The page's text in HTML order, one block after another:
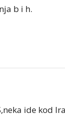
b i h.
ide kod